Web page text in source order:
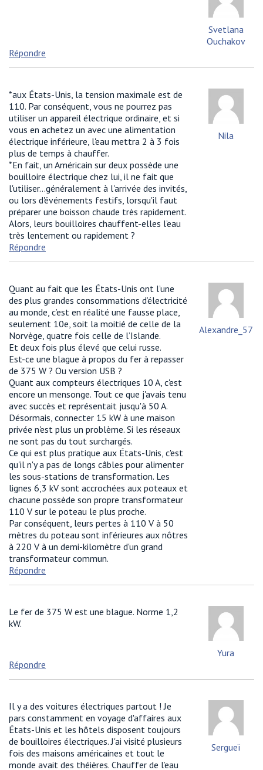
Svetlana
Ouchakov
Répondre
*aux États-Unis, la tension maximale est de
110. Par conséquent, vous ne pourrez pas
utiliser un appareil électrique ordinaire, et si
vous en achetez un avec une alimentation
électrique inférieure, l'eau mettra 2 à 3 fois
plus de temps à chauffer.
*En fait, un Américain sur deux possède une
bouilloire électrique chez lui, il ne fait que
l'utiliser...généralement à l'arrivée des invités,
ou lors d'événements festifs, lorsqu'il faut
préparer une boisson chaude très rapidement.
Alors, leurs bouilloires chauffent-elles l’eau
très lentement ou rapidement ?
Nila
Répondre
Quant au fait que les États-Unis ont l’une
des plus grandes consommations d’électricité
au monde, c’est en réalité une fausse place,
seulement 10e, soit la moitié de celle de la
Norvège, quatre fois celle de l’Islande.
Et deux fois plus élevé que celui russe.
Est-ce une blague à propos du fer à repasser
de 375 W ? Ou version USB ?
Quant aux compteurs électriques 10 A, c'est
encore un mensonge. Tout ce que j'avais tenu
avec succès et représentait jusqu'à 50 A.
Désormais, connecter 15 kW à une maison
privée n'est plus un problème. Si les réseaux
ne sont pas du tout surchargés.
Ce qui est plus pratique aux États-Unis, c'est
qu'il n'y a pas de longs câbles pour alimenter
les sous-stations de transformation. Les
lignes 6,3 kV sont accrochées aux poteaux et
chacune possède son propre transformateur
110 V sur le poteau le plus proche.
Par conséquent, leurs pertes à 110 V à 50
mètres du poteau sont inférieures aux nôtres
à 220 V à un demi-kilomètre d'un grand
transformateur commun.
Alexandre_57
Répondre
Le fer de 375 W est une blague. Norme 1,2
kW.
Yura
Répondre
Il y a des voitures électriques partout ! Je
pars constamment en voyage d'affaires aux
États-Unis et les hôtels disposent toujours
de bouilloires électriques. J'ai visité plusieurs
fois des maisons américaines et tout le
monde avait des théières. Chauffer de l’eau
Sergueï